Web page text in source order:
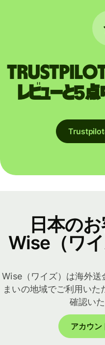
Trustpilot
レビューと5
Trustpilot
日本の
Wise（ワ
Wise（ワイズ）は海外
まいの地域でご利用い
確認い
アカウン